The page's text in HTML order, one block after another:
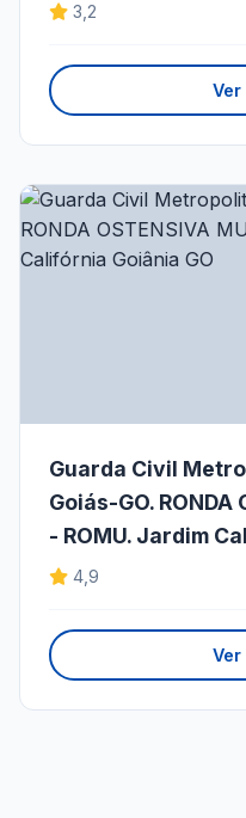
3,2
Ver
Guarda Civil
Goiás-GO. RONDA
- ROMU. Jardim
4,9
Ver